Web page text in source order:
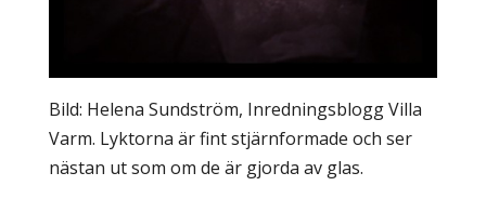
Bild: Helena Sundström, Inredningsblogg Villa
Varm. Lyktorna är fint stjärnformade och ser
nästan ut som om de är gjorda av glas.